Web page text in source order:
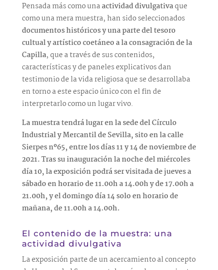
Pensada más como unaactividad divulgativaque
como una mera muestra, han sido seleccionados
documentos históricos y una parte del tesoro
cultual y artístico coetáneo a la consagración de la
Capilla, que a través de sus contenidos,
características y de paneles explicativos dan
testimonio de la vida religiosa que se desarrollaba
en torno a este espacio único con el fin de
interpretarlo como un lugar vivo.
La muestra tendrá lugar en la sede del Círculo
Industrial y Mercantil de Sevilla, sito en la calle
Sierpes nº65, entre los días 11 y 14 de noviembre de
2021. Tras su inauguración la noche del miércoles
día 10, la exposición podrá ser visitada de jueves a
sábado en horario de 11.00h a 14.00h y de 17.00h a
21.00h, y el domingo día 14 solo en horario de
mañana, de 11.00h a 14.00h.
El contenido de la muestra: una
actividad divulgativa
La exposición parte de un acercamiento al concepto